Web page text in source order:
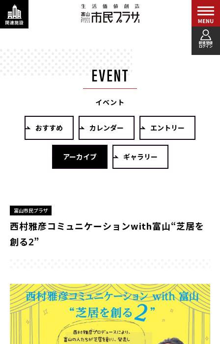
新規登録
ログイン
イベント
おすすめ カレンダー エントリー
アーカイブ ギャラリー
西村雅彦コミュニケーションwith富山“芝居を
創る2”
富山市民プラザ